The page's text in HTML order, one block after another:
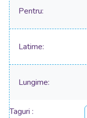
Pentru
Latime
Lungime
Taguri